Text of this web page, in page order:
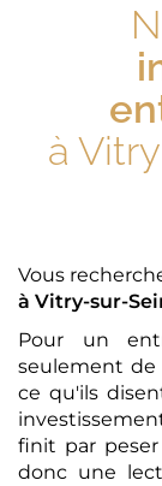
à
Vous
à Vitry-sur-
Pour un
seulement de
ce qu'ils
finit par
donc une